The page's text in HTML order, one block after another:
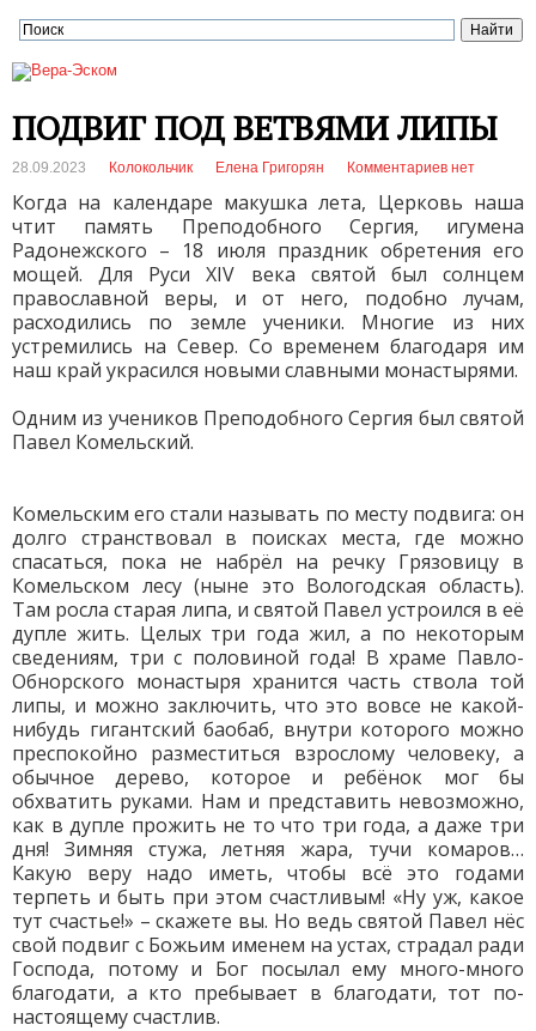
ПОДВИГ ПОД ВЕТВЯМИ ЛИПЫ
28.09.2023 Колокольчик Елена Григорян Комментариев нет
Когда на календаре макушка лета, Церковь наша
чтит память Преподобного Сергия, игумена
Радонежского – 18 июля праздник обретения его
мощей. Для Руси XIV века святой был солнцем
православной веры, и от него, подобно лучам,
расходились по земле ученики. Многие из них
устремились на Север. Со временем благодаря им
наш край украсился новыми славными монастырями.
Одним из учеников Преподобного Сергия был святой
Павел Комельский.
Комельским его стали называть по месту подвига: он
долго странствовал в поисках места, где можно
спасаться, пока не набрёл на речку Грязовицу в
Комельском лесу (ныне это Вологодская область).
Там росла старая липа, и святой Павел устроился в её
дупле жить. Целых три года жил, а по некоторым
сведениям, три с половиной года! В храме Павло-
Обнорского монастыря хранится часть ствола той
липы, и можно заключить, что это вовсе не какой-
нибудь гигантский баобаб, внутри которого можно
преспокойно разместиться взрослому человеку, а
обычное дерево, которое и ребёнок мог бы
обхватить руками. Нам и представить невозможно,
как в дупле прожить не то что три года, а даже три
дня! Зимняя стужа, летняя жара, тучи комаров…
Какую веру надо иметь, чтобы всё это годами
терпеть и быть при этом счастливым! «Ну уж, какое
тут счастье!» – скажете вы. Но ведь святой Павел нёс
свой подвиг с Божьим именем на устах, страдал ради
Господа, потому и Бог посылал ему много-много
благодати, а кто пребывает в благодати, тот по-
настоящему счастлив.